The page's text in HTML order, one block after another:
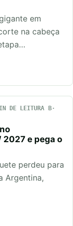
em
na cabeça
DE LEITURA
e pega o
perdeu para
Argentina,